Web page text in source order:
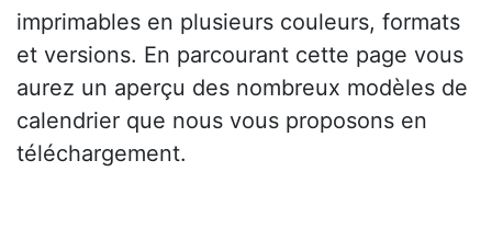
imprimables en plusieurs couleurs, formats
et versions. En parcourant cette page vous
aurez un aperçu des nombreux modèles de
calendrier que nous vous proposons en
téléchargement.